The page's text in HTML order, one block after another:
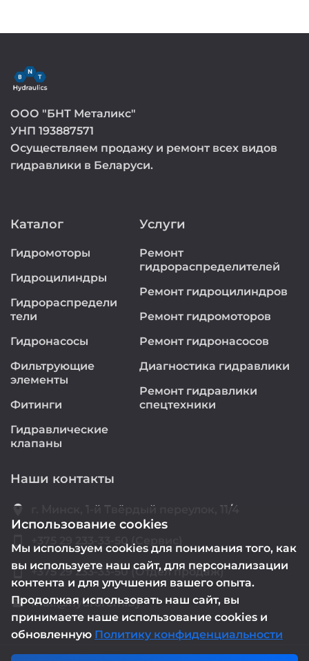
ООО "БНТ Металикс"
УНП 193887571
Осуществляем продажу и ремонт всех видов
гидравлики в Беларуси.
Каталог
Гидромоторы
Гидроцилиндры
Гидрораспредели
тели
Гидронасосы
Фильтрующие
элементы
Фитинги
Гидравлические
клапаны
Услуги
Ремонт
гидрораспределителей
Ремонт гидроцилиндров
Ремонт гидромоторов
Ремонт гидронасосов
Диагностика гидравлики
Ремонт гидравлики
спецтехники
Наши контакты
location_on г. Минск, 1-й Твёрдый переулок, 11/4
smartphone +375 29 233-33-50 (Сервис)
smartphone +375 29 233-33-50 (Отдел продаж)
email mail@hydrorem.by
Использование cookies
Мы используем cookies для понимания того, как
вы используете наш сайт, для персонализации
контента и для улучшения вашего опыта.
Продолжая использовать наш сайт, вы
принимаете наше использование cookies и
обновленную Политику конфиденциальности